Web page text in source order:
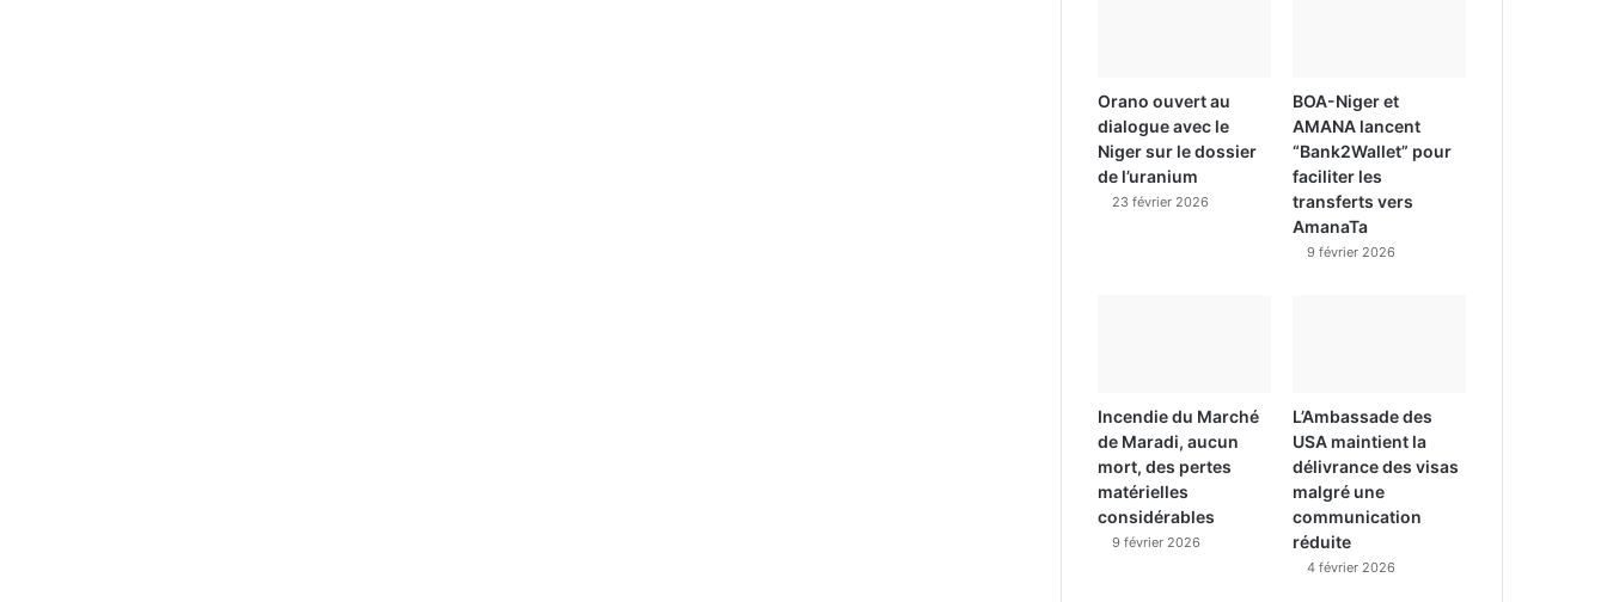
Orano ouvert au
dialogue avec le
Niger sur le dossier
de l’uranium
23 février 2026
BOA-Niger et
AMANA lancent
“Bank2Wallet” pour
faciliter les
transferts vers
AmanaTa
9 février 2026
Incendie du Marché
de Maradi, aucun
mort, des pertes
matérielles
considérables
9 février 2026
L’Ambassade des
USA maintient la
délivrance des visas
malgré une
communication
réduite
4 février 2026